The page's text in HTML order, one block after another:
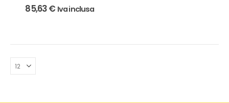
85,63€ Iva inclusa